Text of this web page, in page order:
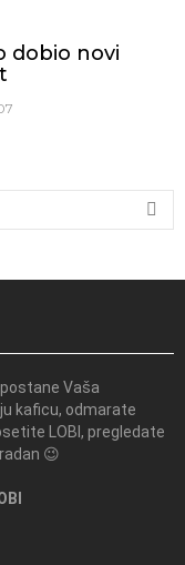
dobio novi
Vaša
kaficu, odmarate
LOBI, pregledate
😉